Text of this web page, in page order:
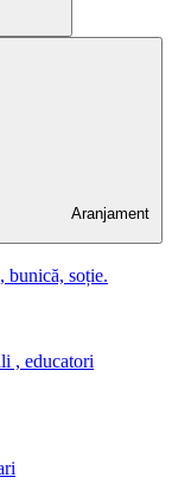
Aranjament
bunică, soție.
, educatori